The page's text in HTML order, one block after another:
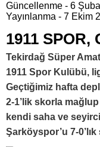
Güncellenme - 6
Yayınlanma - 7 Ekim
1911 SPOR,
Tekirdağ Süper
1911 Spor Kulübü,
Geçtiğimiz hafta
2-1’lik skorla
kendi saha ve
Şarköyspor’u 7-